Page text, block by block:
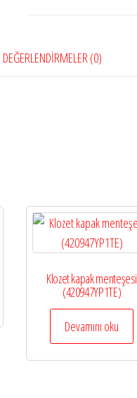
DEĞERLENDIRMELER (0)
Klozet kapak menteşesi
(420947YP1TE)
Devamını oku